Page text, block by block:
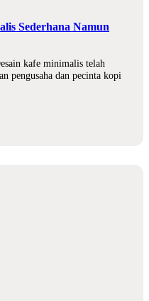
Sederhana Namun
kafe minimalis telah
pengusaha dan pecinta kopi